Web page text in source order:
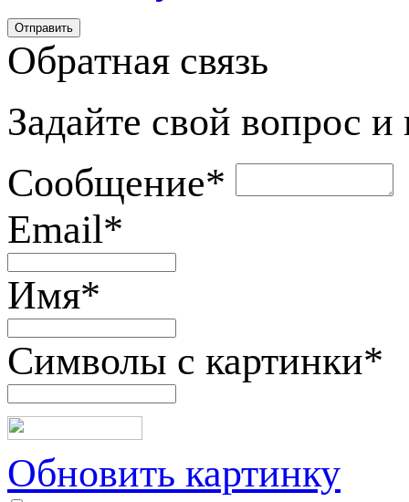
Обратная связь
Задайте свой вопрос
Сообщение*
Email*
Имя*
Символы с картинки*
Обновить картинку